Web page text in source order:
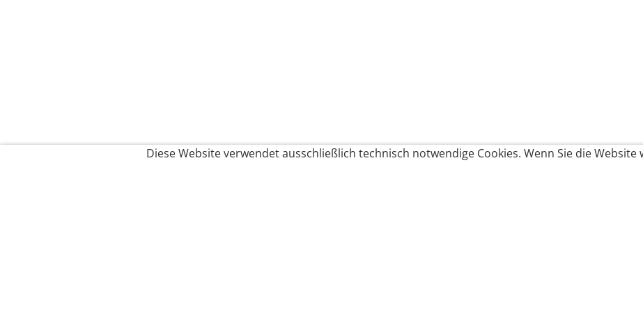
Diese Website verwendet ausschließlich technisch notwendige Cookies. Wenn Sie die